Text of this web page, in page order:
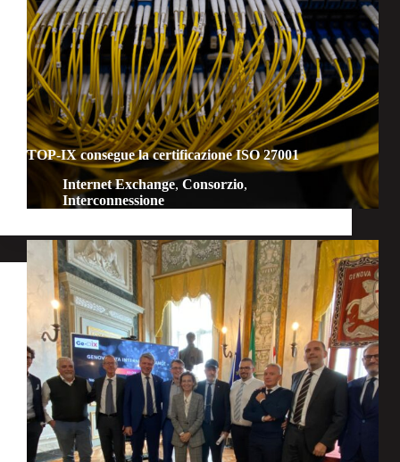
TOP-IX consegue la certificazione ISO 27001
Internet Exchange,Consorzio,
Interconnessione